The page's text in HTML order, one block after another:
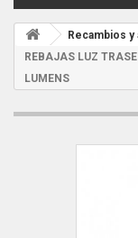
Recambios
REBAJAS LUZ
LUMENS